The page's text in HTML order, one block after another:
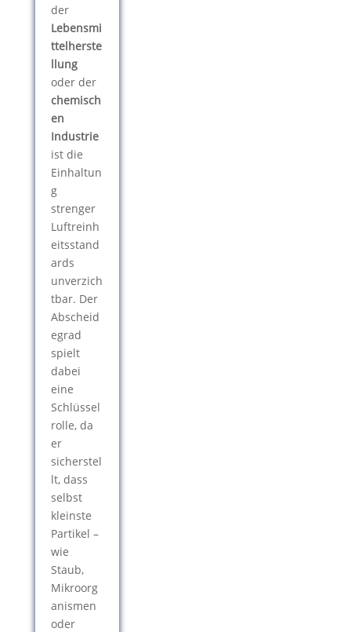
der
Lebensmi
ttelherste
llung
oder der
chemisch
en
Industrie
ist die
Einhaltun
g
strenger
Luftreinh
eitsstand
ards
unverzich
tbar. Der
Abscheid
egrad
spielt
dabei
eine
Schlüssel
rolle, da
er
sicherstel
lt, dass
selbst
kleinste
Partikel –
wie
Staub,
Mikroorg
anismen
oder